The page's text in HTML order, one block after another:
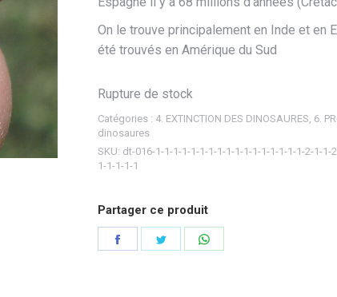
33,60€.25,00€.
On le trouve principalement en Inde et en
été trouvés en Amérique du Sud
Rupture de stock
Catégories : 4. EXTINCTION DES DINOSAURES, 6.
dinosaures
SKU: dt-016-1-1-1-1-1-1-1-1-1-1-1-1-1-1-1-1-1-2-1-
1-1-1-1-1
Partager ce produit
Partager Partager